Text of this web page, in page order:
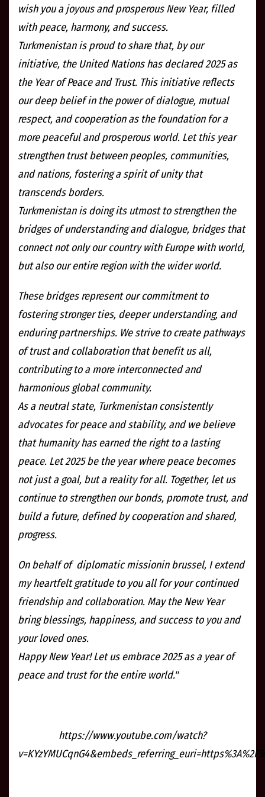
wish you a joyous and prosperous New Year, filled
with peace, harmony, and success.
Turkmenistan is proud to share that, by our
initiative, the United Nations has declared 2025 as
the Year of Peace and Trust. This initiative reflects
our deep belief in the power of dialogue, mutual
respect, and cooperation as the foundation for a
more peaceful and prosperous world. Let this year
strengthen trust between peoples, communities,
and nations, fostering a spirit of unity that
transcends borders.
Turkmenistan is doing its utmost to strengthen the
bridges of understanding and dialogue, bridges that
connect not only our country with Europe with world,
but also our entire region with the wider world.
These bridges represent our commitment to
fostering stronger ties, deeper understanding, and
enduring partnerships. We strive to create pathways
of trust and collaboration that benefit us all,
contributing to a more interconnected and
harmonious global community.
As a neutral state, Turkmenistan consistently
advocates for peace and stability, and we believe
that humanity has earned the right to a lasting
peace. Let 2025 be the year where peace becomes
not just a goal, but a reality for all. Together, let us
continue to strengthen our bonds, promote trust, and
build a future, defined by cooperation and shared,
progress.
On behalf of diplomatic missionin brussel, I extend
my heartfelt gratitude to you all for your continued
friendship and collaboration. May the New Year
bring blessings, happiness, and success to you and
your loved ones.
Happy New Year! Let us embrace 2025 as a year of
peace and trust for the entire world."
https://www.youtube.com/watch?